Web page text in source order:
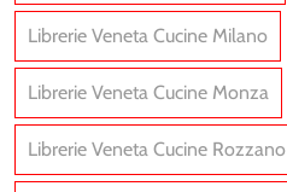
Librerie Veneta Cucine Milano
Librerie Veneta Cucine Monza
Librerie Veneta Cucine Rozzano